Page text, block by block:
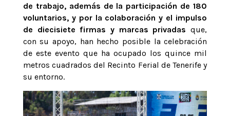
de trabajo, además de la participación de 180
voluntarios, y por la colaboración y el impulso
de diecisiete firmas y marcas privadas que,
con su apoyo, han hecho posible la celebración
de este evento que ha ocupado los quince mil
metros cuadrados del Recinto Ferial de Tenerife y
su entorno.